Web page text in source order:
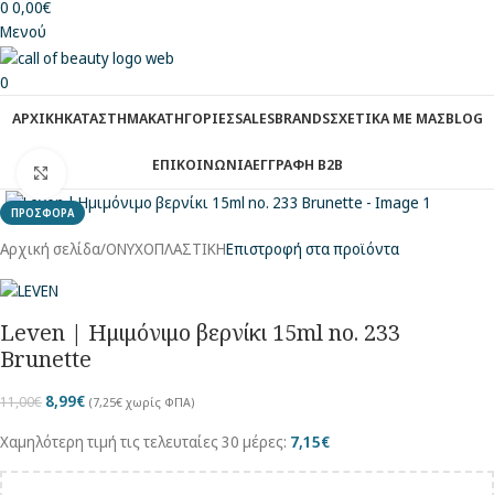
0 0,00€
Μενού
0
ΑΡΧΙΚΗΚΑΤΑΣΤΗΜΑΚΑΤΗΓΟΡΙΕΣSALESBRANDSΣΧΕΤΙΚΑ ΜΕ ΜΑΣBLOG
ΕΠΙΚΟΙΝΩΝΙΑΕΓΓΡΑΦΗ Β2Β
ΠΡΟΣΦΟΡΑ
Κλικ για μεγέθυνση
Αρχική σελίδα/ΟΝΥΧΟΠΛΑΣΤΙΚΗΕπιστροφή στα προϊόντα
Leven | Ημιμόνιμο βερνίκι 15ml no. 233
Brunette
11,00€ 8,99€ (7,25€ χωρίς ΦΠΑ)
Χαμηλότερη τιμή τις τελευταίες 30 μέρες: 7,15€